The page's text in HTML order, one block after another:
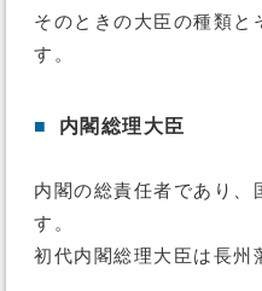
そのときの大臣の種類と
す。
■ 内閣総理大臣
内閣の総責任者であり、
す。
初代内閣総理大臣は長州